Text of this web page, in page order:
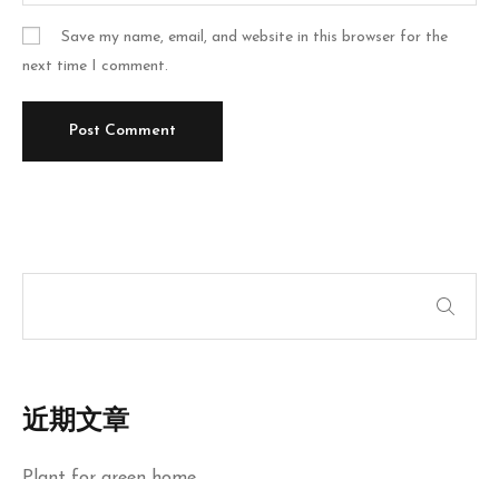
近期文章
Save my name, email, and website in this browser for the
next time I comment.